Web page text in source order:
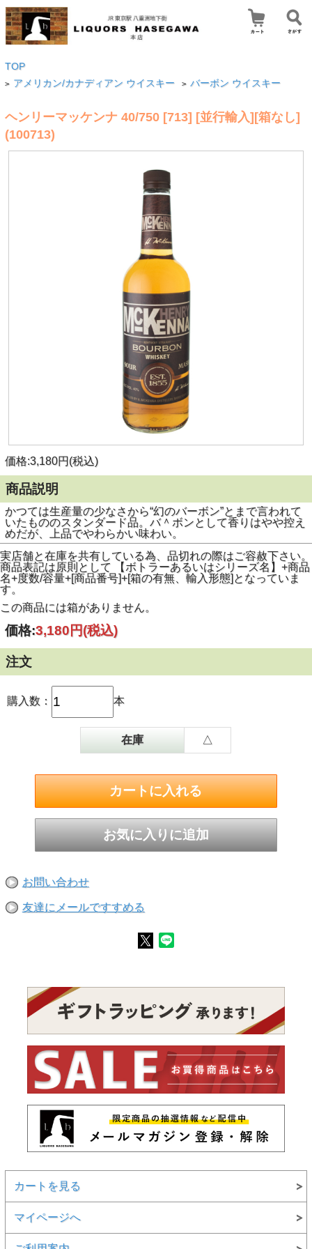
TOP
> アメリカン/カナディアン ウイスキー > バーボン ウイスキー
ヘンリーマッケンナ 40/750 [713] [並行輸入][箱なし]
(100713)
価格:3,180円(税込)
商品説明
かつては生産量の少なさから“幻のバーボン”とまで言われて
いたもののスタンダード品。バ＾ボンとして香りはやや控え
めだが、上品でやわらかい味わい。
実店舗と在庫を共有している為、品切れの際はご容赦下さい。
商品表記は原則として 【ボトラーあるいはシリーズ名】+商品
名+度数/容量+[商品番号]+[箱の有無、輸入形態]となっていま
す。
この商品には箱がありません。
価格:3,180円(税込)
注文
購入数： 本
在庫 △
お問い合わせ
友達にメールですすめる
カートを見る
マイページへ